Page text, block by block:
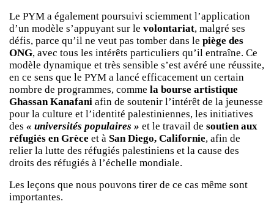
Le PYM a également poursuivi sciemment l’application
d’un modèle s’appuyant sur le volontariat, malgré ses
défis, parce qu’il ne veut pas tomber dans le piège des
ONG, avec tous les intérêts particuliers qu’il entraîne. Ce
modèle dynamique et très sensible s’est avéré une réussite,
en ce sens que le PYM a lancé efficacement un certain
nombre de programmes, comme la bourse artistique
Ghassan Kanafani afin de soutenir l’intérêt de la jeunesse
pour la culture et l’identité palestiniennes, les initiatives
des « universités populaires » et le travail de soutien aux
réfugiés en Grèce et à San Diego, Californie, afin de
relier la lutte des réfugiés palestiniens et la cause des
droits des réfugiés à l’échelle mondiale.
Les leçons que nous pouvons tirer de ce cas même sont
importantes.